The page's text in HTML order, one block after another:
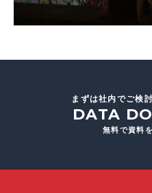
まずは社内でご検
DATA
無料で資料